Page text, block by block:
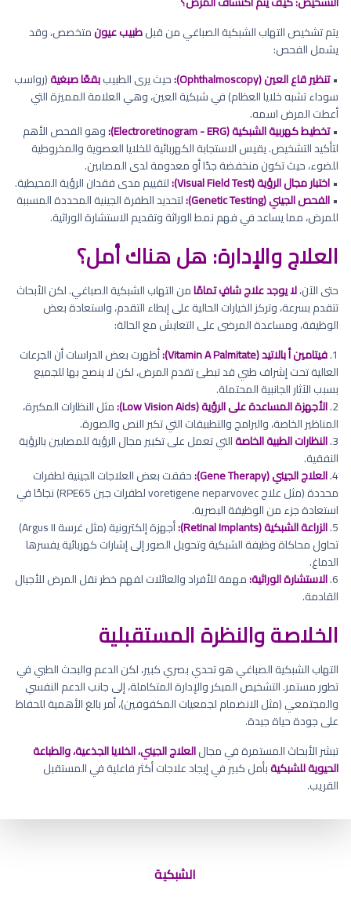
يتم تشخيص التهاب الشبكية الصباغي من قبلطبيب عيونمتخصص، وقد
يشمل الفحص:
•تنظير قاع العين (Ophthalmoscopy): حيث يرى الطبيببقعًا صبغية(رواسب
سوداء تشبه خلايا العظام) في شبكية العين، وهي العلامة المميزة التي
أعطت المرض اسمه.
•تخطيط كهربية الشبكية (Electroretinogram - ERG):
وهو الفحص الأهم
لتأكيد التشخيص. يقيس الاستجابة الكهربائية للخلايا العصوية والمخروطية
للضوء، حيث تكون منخفضة جدًا أو معدومة لدى المصابين.
•اختبار مجال الرؤية (Visual Field Test):
لتقييم مدى فقدان الرؤية المحيطية.
•الفحص الجيني (Genetic Testing):
لتحديد الطفرة الجينية المحددة المسببة
للمرض، مما يساعد في فهم نمط الوراثة وتقديم الاستشارة الوراثية.
العلاج والإدارة: هل هناك أمل؟
حتى الآن،لا يوجد علاج شافٍ تمامًامن التهاب الشبكية الصباغي. لكن الأبحاث
تتقدم بسرعة، وتركز الخيارات الحالية على إبطاء التقدم، واستعادة بعض
الوظيفة، ومساعدة المرضى على التعايش مع الحالة:
1. فيتامين أ بالاتيد (Vitamin A Palmitate):
أظهرت بعض الدراسات أن الجرعات
العالية تحت إشراف طبي قد تبطئ تقدم المرض، لكن لا ينصح بها للجميع
بسبب الآثار الجانبية المحتملة.
2. الأجهزة المساعدة على الرؤية (Low Vision Aids):
مثل النظارات المكبرة،
المناظير الخاصة، والبرامج والتطبيقات التي تكبر النص والصورة.
3. النظارات الطبية الخاصةالتي تعمل على تكبير مجال الرؤية للمصابين بالرؤية
النفقية.
4. العلاج الجيني (Gene Therapy):
حققت بعض العلاجات الجينية لطفرات
محددة (مثل علاج voretigene neparvovec لطفرات جين RPE65) نجاحًا في
استعادة جزء من الوظيفة البصرية.
5. الزراعة الشبكية (Retinal Implants):
أجهزة إلكترونية (مثل غرسة Argus II)
تحاول محاكاة وظيفة الشبكية وتحويل الصور إلى إشارات كهربائية يفسرها
الدماغ.
6. الاستشارة الوراثية:مهمة للأفراد والعائلات لفهم خطر نقل المرض للأجيال
القادمة.
الخلاصة والنظرة المستقبلية
التهاب الشبكية الصباغي هو تحدي بصري كبير، لكن الدعم والبحث الطبي في
تطور مستمر. التشخيص المبكر والإدارة المتكاملة، إلى جانب الدعم النفسي
والمجتمعي (مثل الانضمام لجمعيات المكفوفين)، أمر بالغ الأهمية للحفاظ
على جودة حياة جيدة.
تبشر الأبحاث المستمرة في مجالالعلاج الجيني، الخلايا الجذعية، والطباعة
الحيوية للشبكيةبأمل كبير في إيجاد علاجات أكثر فاعلية في المستقبل
القريب.
الشبكية